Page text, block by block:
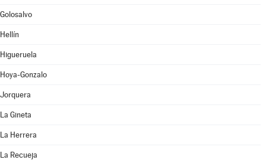
Golosalvo
Hellín
Higueruela
Hoya-Gonzalo
Jorquera
La Gineta
La Herrera
La Recueja